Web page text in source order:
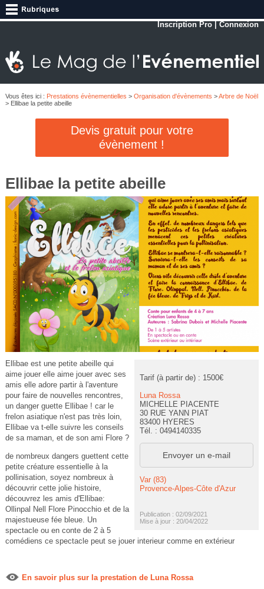
Inscription Pro |Connexion
Vous êtes ici : Prestations évènementielles > Organisation d'évènements >Arbre de Noël
> Ellibae la petite abeille
Devis gratuit pour votre
évènement !
Ellibae la petite abeille
Tarif (à partir de) : 1500€
Luna Rossa
MICHELLE PIACENTE
30 RUE YANN PIAT
83400 HYERES
Tél. : 0494140335
Envoyer un e-mail
Var (83)
Provence-Alpes-Côte d'Azur
Publication : 02/09/2021
Mise à jour : 20/04/2022
Ellibae est une petite abeille qui
aime jouer elle aime jouer avec ses
amis elle adore partir à l'aventure
pour faire de nouvelles rencontres,
un danger guette Ellibae ! car le
frelon asiatique n'est pas très loin,
Ellibae va t-elle suivre les conseils
de sa maman, et de son ami Flore ?
de nombreux dangers guettent cette
petite créature essentielle à la
pollinisation, soyez nombreux à
découvrir cette jolie histoire,
découvrez les amis d'Ellibae:
Ollinpal Nell Flore Pinocchio et de la
majestueuse fée bleue. Un
spectacle ou en conte de 2 à 5
comédiens ce spectacle peut se jouer interieur comme en extérieur
En savoir plus sur la prestation de Luna Rossa